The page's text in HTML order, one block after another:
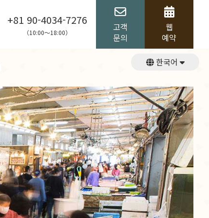
+81 90-4034-7276
（10:00～18:00）
고객
문의
웹
예약
한국어
繁體中文